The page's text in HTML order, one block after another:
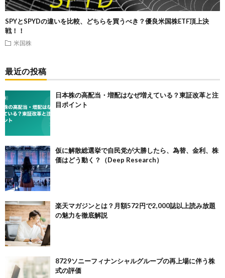
SPYとSPYDの違いを比較、どちらを買うべき？優良米国株ETF頂上決
戦！！
米国株
最近の投稿
日本株の高配当・増配はなぜ増えている？東証改革と注
目ポイント
仮に解散総選挙で自民党が大勝したら、為替、金利、株
価はどう動く？（Deep Research）
楽天マガジンとは？月額572円で2,000誌以上読み放題
の魅力を徹底解説
8729ソニーフィナンシャルグループの再上場に伴う株
式の評価